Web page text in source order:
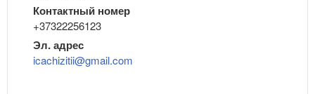
Контактный номер
+37322256123
Эл. адрес
icachizitii@gmail.com